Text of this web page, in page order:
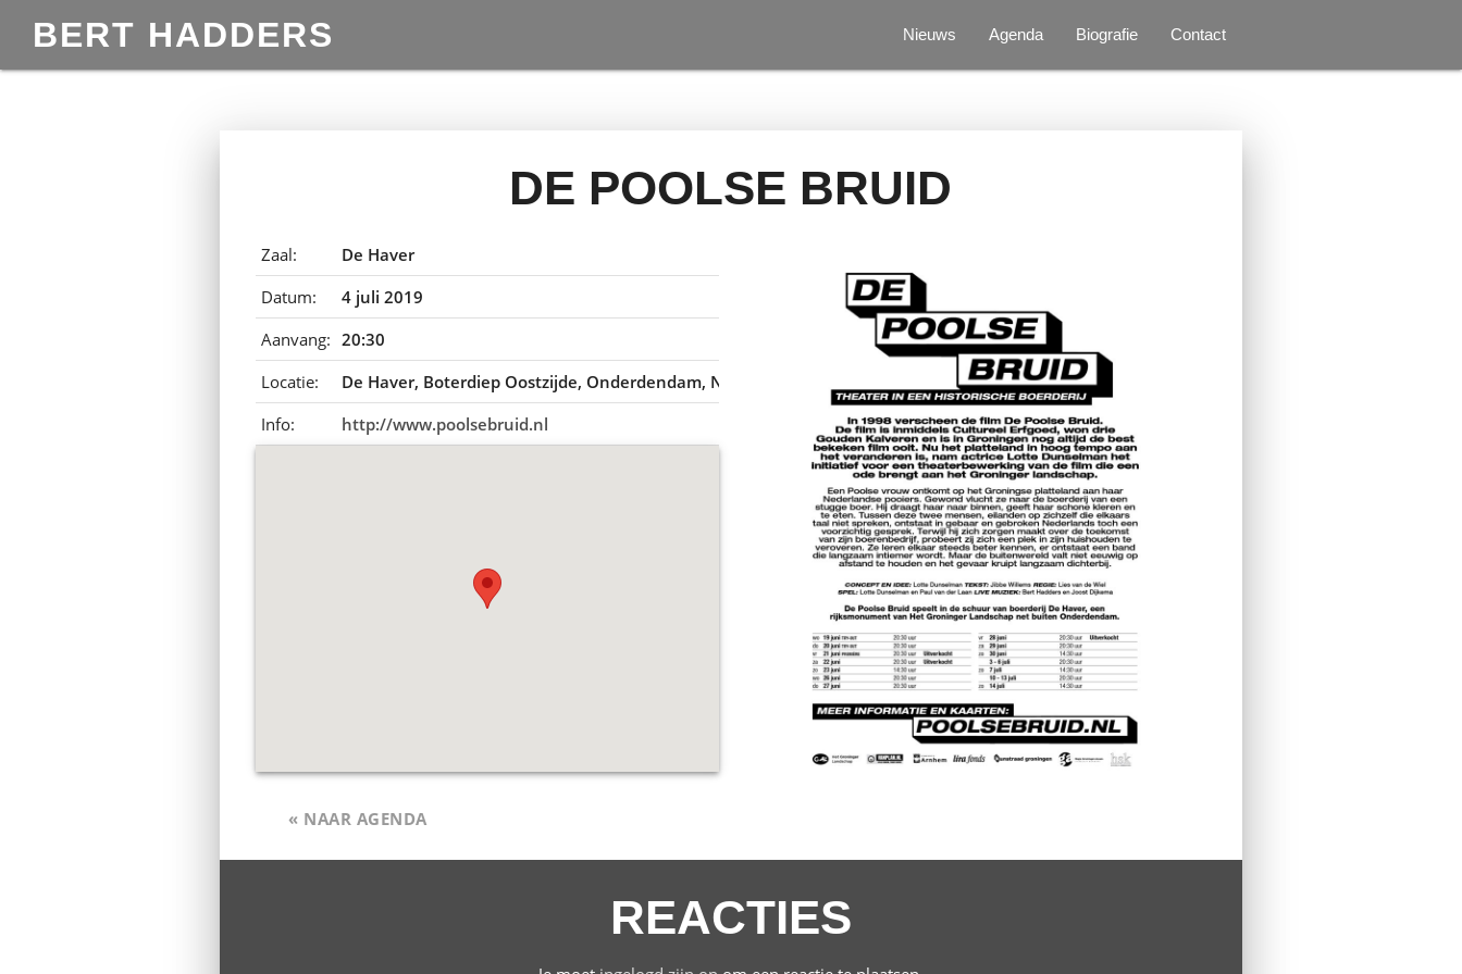
BERT HADDERS Nieuws Agenda Biografie Contact
DE POOLSE BRUID
Zaal:
De Haver
Datum:
4 juli 2019
Aanvang: 20:30
Locatie:
De Haver, Boterdiep Oostzijde, Onderdendam, Nederland
Info:
http://www.poolsebruid.nl
« NAAR AGENDA
REACTIES